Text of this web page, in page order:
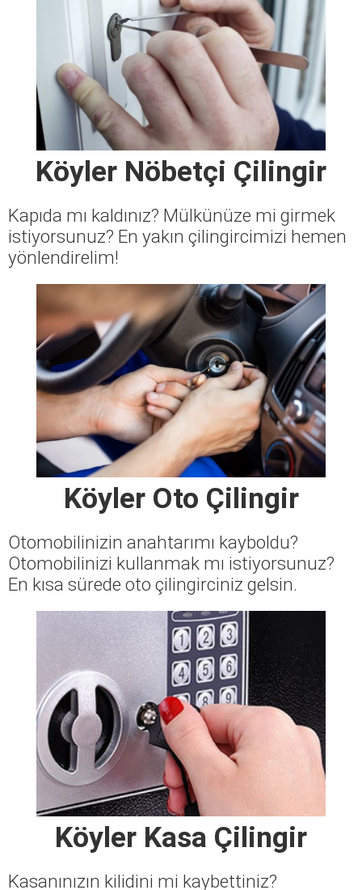
Köyler Nöbetçi Çilingir
Kapıda mı kaldınız? Mülkünüze mi girmek
istiyorsunuz? En yakın çilingircimizi hemen
yönlendirelim!
Köyler Oto Çilingir
Otomobilinizin anahtarımı kayboldu?
Otomobilinizi kullanmak mı istiyorsunuz?
En kısa sürede oto çilingirciniz gelsin.
Köyler Kasa Çilingir
Kasanınızın kilidini mi kaybettiniz?